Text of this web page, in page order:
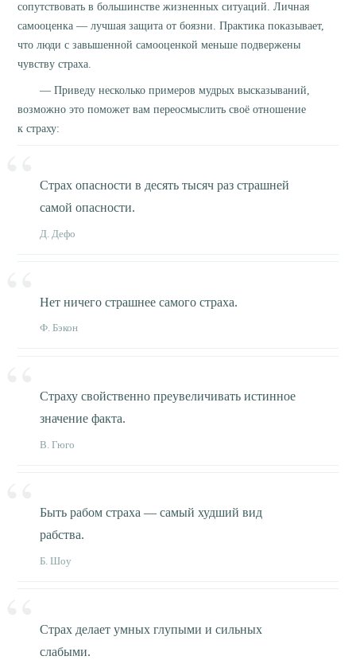
сопутствовать в большинстве жизненных ситуаций. Личная
самооценка — лучшая защита от боязни. Практика показывает,
что люди с завышенной самооценкой меньше подвержены
чувству страха.
— Приведу несколько примеров мудрых высказываний,
возможно это поможет вам переосмыслить своё отношение
к страху:
Страх опасности в десять тысяч раз страшней
самой опасности.
Д. Дефо
Нет ничего страшнее самого страха.
Ф. Бэкон
Страху свойственно преувеличивать истинное
значение факта.
В. Гюго
Быть рабом страха — самый худший вид
рабства.
Б. Шоу
Страх делает умных глупыми и сильных
слабыми.